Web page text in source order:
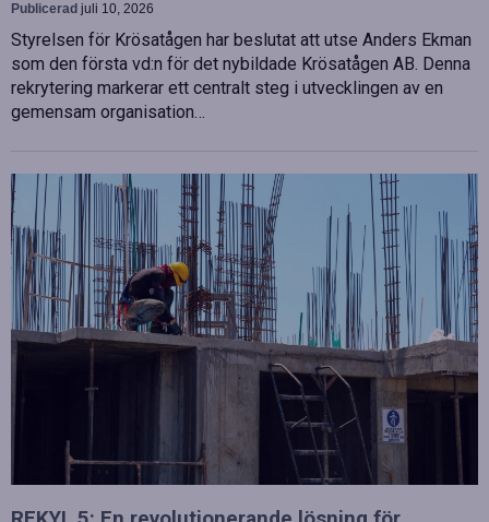
Publicerad juli 10, 2026
Styrelsen för Krösatågen har beslutat att utse Anders Ekman
som den första vd:n för det nybildade Krösatågen AB. Denna
rekrytering markerar ett centralt steg i utvecklingen av en
gemensam organisation…